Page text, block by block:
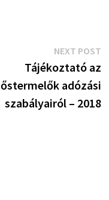
NEXT POST
Tájékoztató az
őstermelők adózási
szabályairól – 2018